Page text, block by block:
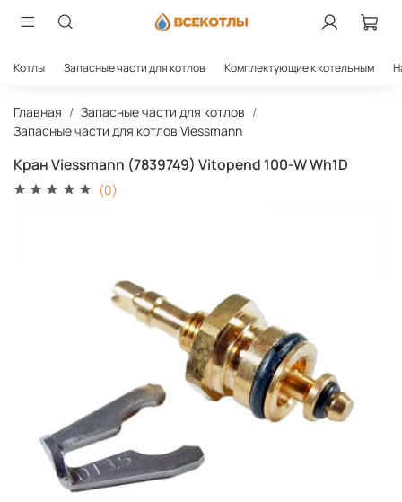
Котлы Запасные части для котлов Комплектующие к котельным
Главная
Запасные части для котлов
Запасные части для котлов Viessmann
Кран Viessmann (7839749) Vitopend 100-W Wh1D
(0)